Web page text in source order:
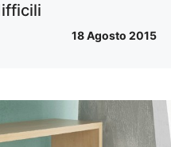
18 Agosto 2015